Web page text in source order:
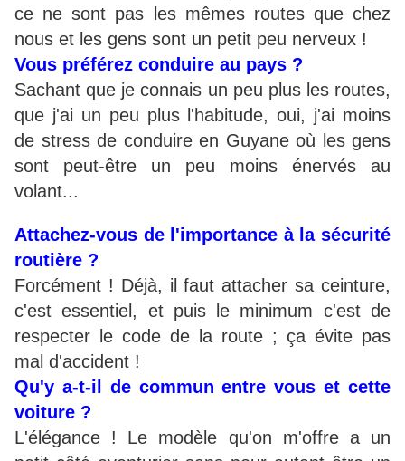
ce ne sont pas les mêmes routes que chez
nous et les gens sont un petit peu nerveux !
Vous préférez conduire au pays ?
Sachant que je connais un peu plus les routes,
que j'ai un peu plus l'habitude, oui, j'ai moins
de stress de conduire en Guyane où les gens
sont peut-être un peu moins énervés au
volant...
Attachez-vous de l'importance à la sécurité
routière ?
Forcément ! Déjà, il faut attacher sa ceinture,
c'est essentiel, et puis le minimum c'est de
respecter le code de la route ; ça évite pas
mal d'accident !
Qu'y a-t-il de commun entre vous et cette
voiture ?
L'élégance ! Le modèle qu'on m'offre a un